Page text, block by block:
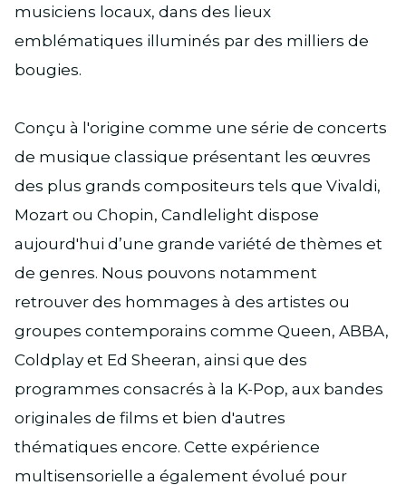
musiciens locaux, dans des lieux
emblématiques illuminés par des milliers de
bougies.
Conçu à l'origine comme une série de concerts
de musique classique présentant les œuvres
des plus grands compositeurs tels que Vivaldi,
Mozart ou Chopin, Candlelight dispose
aujourd'hui d’une grande variété de thèmes et
de genres. Nous pouvons notamment
retrouver des hommages à des artistes ou
groupes contemporains comme Queen, ABBA,
Coldplay et Ed Sheeran, ainsi que des
programmes consacrés à la K-Pop, aux bandes
originales de films et bien d'autres
thématiques encore. Cette expérience
multisensorielle a également évolué pour